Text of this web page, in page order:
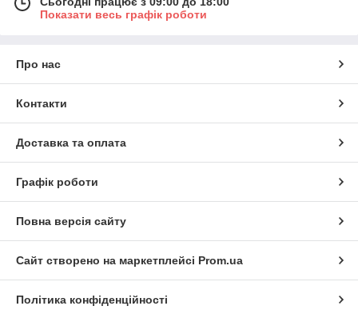
Показати весь графік роботи
Про нас
Контакти
Доставка та оплата
Графік роботи
Повна версія сайту
Сайт створено на маркетплейсі Prom.ua
Політика конфіденційності